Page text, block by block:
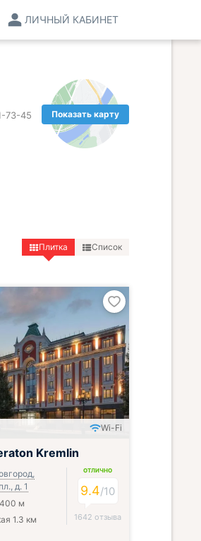
ЛИЧНЫЙ КАБИНЕТ
Показать карту
73-45
Плитка Список
Wi-Fi
Kremlin
д. 1
м
1.3 км
ОТЛИЧНО
9.4/10
1642 отзыва